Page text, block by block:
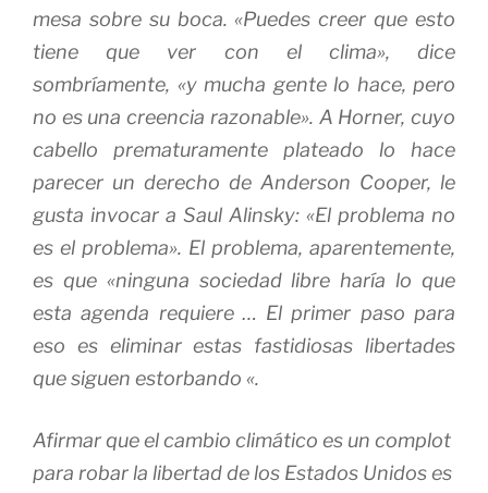
mesa sobre su boca. «Puedes creer que esto
tiene que ver con el clima», dice
sombríamente, «y mucha gente lo hace, pero
no es una creencia razonable». A Horner, cuyo
cabello prematuramente plateado lo hace
parecer un derecho de Anderson Cooper, le
gusta invocar a Saul Alinsky: «El problema no
es el problema». El problema, aparentemente,
es que «ninguna sociedad libre haría lo que
esta agenda requiere … El primer paso para
eso es eliminar estas fastidiosas libertades
que siguen estorbando «.
Afirmar que el cambio climático es un complot
para robar la libertad de los Estados Unidos es